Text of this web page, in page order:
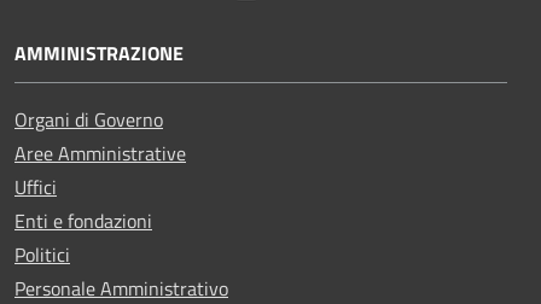
AMMINISTRAZIONE
Organi di Governo
Aree Amministrative
Uffici
Enti e fondazioni
Politici
Personale Amministrativo